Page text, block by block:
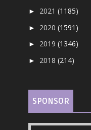
► 2021(1185)
► 2020(1591)
► 2019(1346)
► 2018(214)
SPONSOR